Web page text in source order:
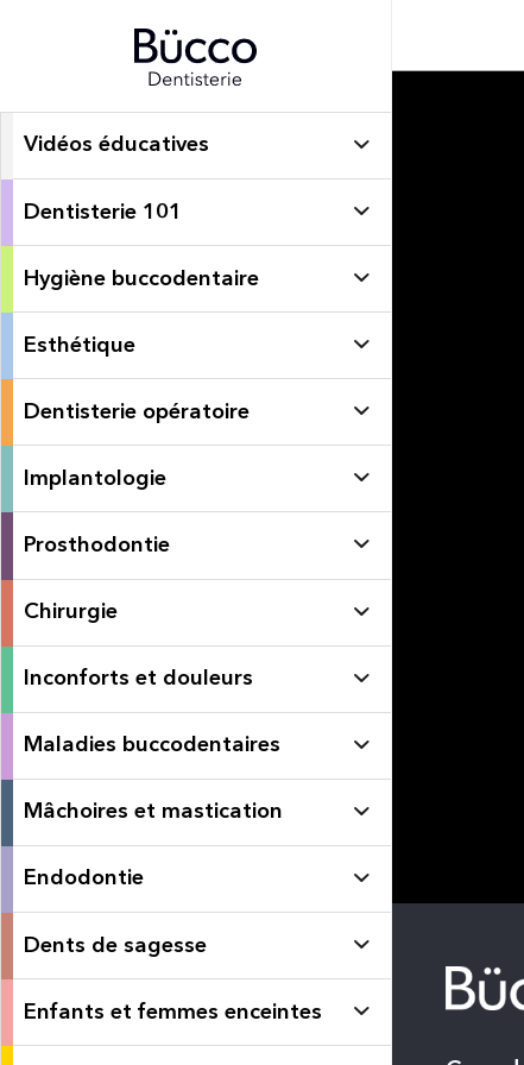
Vidéos éducatives
Dentisterie 101
Hygiène buccodentaire
Esthétique
Dentisterie opératoire
Implantologie
Prosthodontie
Chirurgie
Inconforts et douleurs
Maladies buccodentaires
Mâchoires et mastication
Endodontie
Dents de sagesse
Enfants et femmes enceintes